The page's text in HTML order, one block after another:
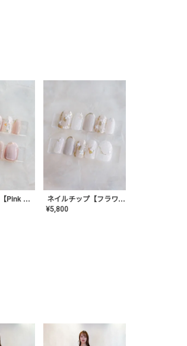
ネイルチップ【Pink Glow Nail】MK-CONA-04 ネイルチップ【フラワーシフォンネイル】MK-CONA-03
¥5,800